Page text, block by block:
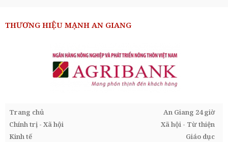
THƯƠNG HIỆU MẠNH AN GIANG
Trang chủ
An Giang 24 giờ
Chính trị - Xã hội
Xã hội - Từ thiện
Kinh tế
Giáo dục